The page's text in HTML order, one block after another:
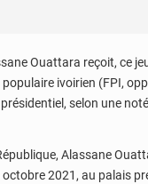
Ouattara reçoit, ce
ivoirien (FPI,
selon une
Alassane
2021, au palais